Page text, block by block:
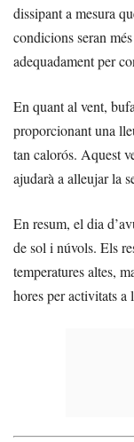
dissipant a mesura
condicions seran
adequadament per
En quant al vent,
proporcionant una
tan calorós. Aquest
ajudarà a alleujar la
En resum, el dia
de sol i núvols. Els
temperatures altes,
hores per activitats a